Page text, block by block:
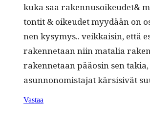
kuka saa rakennusoikeudet&
ton­tit & oikeudet myy­dään on
nen kysymys.. veikkaisin, että
raken­netaan niin matalia
raken­netaan pääosin sen
asun­non­o­mis­ta­jat kär­si­sivät
Vastaa